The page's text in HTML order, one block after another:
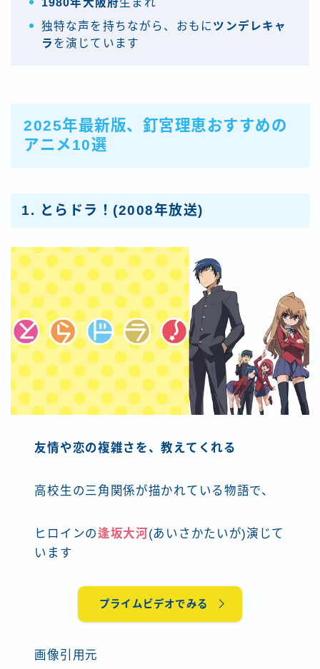
独特な声を持ちながら、おもに ツンデレキャ
ラ を演じています
2025年最新版、釘宮理恵おすすめの
アニメ10選
1. とらドラ！ (2008年放送)
友情や恋の複雑さを、教えてくれる
高校生の三角関係が描かれている物語で、
ヒロインの逢坂大河(あいさかたいが)演じて
います
プライムビデオでみる
画像引用元